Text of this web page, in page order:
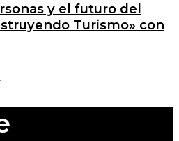
y el futuro del
Turismo» con